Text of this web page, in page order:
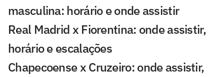
masculina: horário e onde assistir
Real Madrid x Fiorentina: onde assistir,
horário e escalações
Chapecoense x Cruzeiro: onde assistir,